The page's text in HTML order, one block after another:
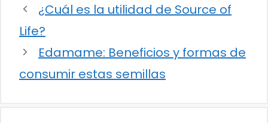
¿Cuál es la utilidad de Source of
Life?
Edamame: Beneficios y formas de
consumir estas semillas